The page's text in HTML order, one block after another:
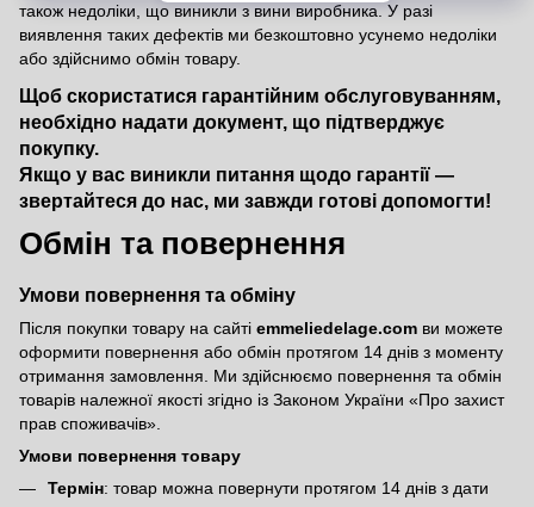
також недоліки, що виникли з вини виробника. У разі
виявлення таких дефектів ми безкоштовно усунемо недоліки
або здійснимо обмін товару.
Щоб скористатися гарантійним обслуговуванням,
необхідно надати документ, що підтверджує
покупку.
Якщо у вас виникли питання щодо гарантії —
звертайтеся до нас, ми завжди готові допомогти!
Обмін та повернення
Умови повернення та обміну
Після покупки товару на сайті emmeliedelage.com ви можете
оформити повернення або обмін протягом 14 днів з моменту
отримання замовлення. Ми здійснюємо повернення та обмін
товарів належної якості згідно із Законом України «Про захист
прав споживачів»
Умови повернення товару
Термін: товар можна повернути протягом 14 днів з дати